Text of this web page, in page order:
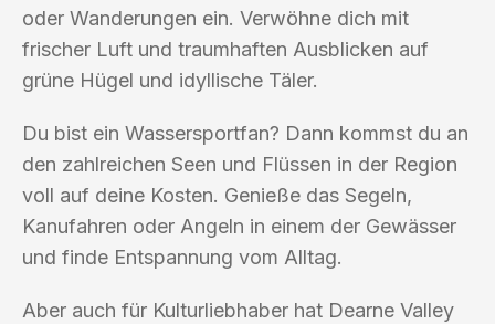
oder Wanderungen ein. Verwöhne dich mit
frischer Luft und traumhaften Ausblicken auf
grüne Hügel und idyllische Täler.
Du bist ein Wassersportfan? Dann kommst du an
den zahlreichen Seen und Flüssen in der Region
voll auf deine Kosten. Genieße das Segeln,
Kanufahren oder Angeln in einem der Gewässer
und finde Entspannung vom Alltag.
Aber auch für Kulturliebhaber hat Dearne Valley